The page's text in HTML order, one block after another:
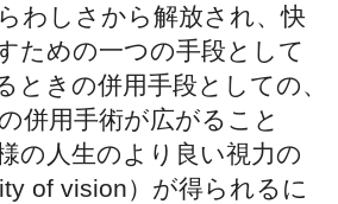
わしさから解放され、快
ための一つの手段として
ときの併用手段としての、
併用手術が広がること
の人生のより良い視力の
of vision）が得られるに